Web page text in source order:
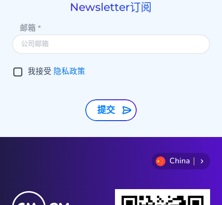
Newsletter订阅
邮箱*
我接受 隐私政策
提交
China